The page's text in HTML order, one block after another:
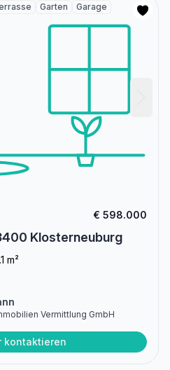
Garten
Garage
€ 598.000
Klosterneuburg
m²
Vermittlung GmbH
kontaktieren